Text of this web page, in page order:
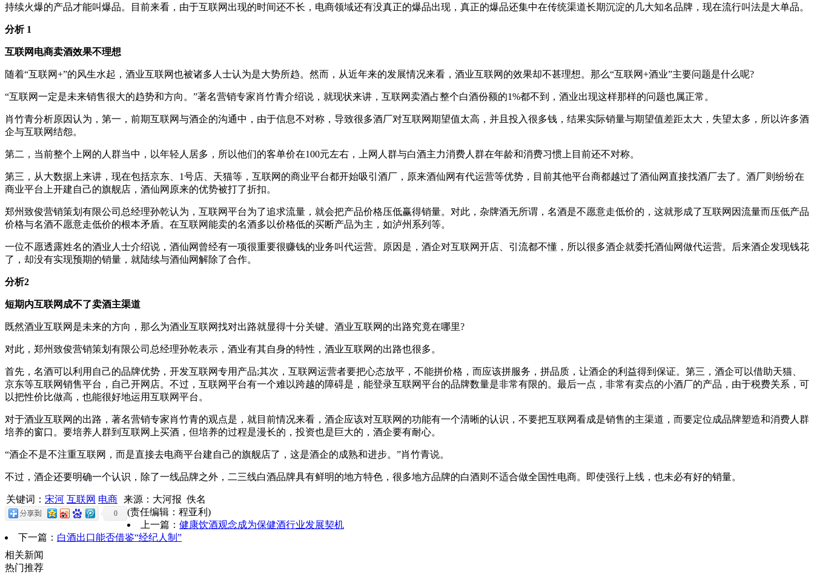
持续火爆的产品才能叫爆品。目前来看，由于互联网出现的时间还不长，电商领域还有没真正的爆品出现，真正的爆品还集中在传统渠道长期沉淀的几大知名品牌，现在流行叫法是大单品。
分析 1
互联网电商卖酒效果不理想
随着“互联网+”的风生水起，酒业互联网也被诸多人士认为是大势所趋。然而，从近年来的发展情况来看，酒业互联网的效果却不甚理想。那么“互联网+酒业”主要问题是什么呢?
“互联网一定是未来销售很大的趋势和方向。”著名营销专家肖竹青介绍说，就现状来讲，互联网卖酒占整个白酒份额的1%都不到，酒业出现这样那样的问题也属正常。
肖竹青分析原因认为，第一，前期互联网与酒企的沟通中，由于信息不对称，导致很多酒厂对互联网期望值太高，并且投入很多钱，结果实际销量与期望值差距太大，失望太多，所以许多酒
企与互联网结怨。
第二，当前整个上网的人群当中，以年轻人居多，所以他们的客单价在100元左右，上网人群与白酒主力消费人群在年龄和消费习惯上目前还不对称。
第三，从大数据上来讲，现在包括京东、1号店、天猫等，互联网的商业平台都开始吸引酒厂，原来酒仙网有代运营等优势，目前其他平台商都越过了酒仙网直接找酒厂去了。酒厂则纷纷在
商业平台上开建自己的旗舰店，酒仙网原来的优势被打了折扣。
郑州致俊营销策划有限公司总经理孙乾认为，互联网平台为了追求流量，就会把产品价格压低赢得销量。对此，杂牌酒无所谓，名酒是不愿意走低价的，这就形成了互联网因流量而压低产品
价格与名酒不愿意走低价的根本矛盾。在互联网能卖的名酒多以价格低的买断产品为主，如泸州系列等。
一位不愿透露姓名的酒业人士介绍说，酒仙网曾经有一项很重要很赚钱的业务叫代运营。原因是，酒企对互联网开店、引流都不懂，所以很多酒企就委托酒仙网做代运营。后来酒企发现钱花
了，却没有实现预期的销量，就陆续与酒仙网解除了合作。
分析2
短期内互联网成不了卖酒主渠道
既然酒业互联网是未来的方向，那么为酒业互联网找对出路就显得十分关键。酒业互联网的出路究竟在哪里?
对此，郑州致俊营销策划有限公司总经理孙乾表示，酒业有其自身的特性，酒业互联网的出路也很多。
首先，名酒可以利用自己的品牌优势，开发互联网专用产品;其次，互联网运营者要把心态放平，不能拼价格，而应该拼服务，拼品质，让酒企的利益得到保证。第三，酒企可以借助天猫、
京东等互联网销售平台，自己开网店。不过，互联网平台有一个难以跨越的障碍是，能登录互联网平台的品牌数量是非常有限的。最后一点，非常有卖点的小酒厂的产品，由于税费关系，可
以把性价比做高，也能很好地运用互联网平台。
对于酒业互联网的出路，著名营销专家肖竹青的观点是，就目前情况来看，酒企应该对互联网的功能有一个清晰的认识，不要把互联网看成是销售的主渠道，而要定位成品牌塑造和消费人群
培养的窗口。要培养人群到互联网上买酒，但培养的过程是漫长的，投资也是巨大的，酒企要有耐心。
“酒企不是不注重互联网，而是直接去电商平台建自己的旗舰店了，这是酒企的成熟和进步。”肖竹青说。
不过，酒企还要明确一个认识，除了一线品牌之外，二三线白酒品牌具有鲜明的地方特色，很多地方品牌的白酒则不适合做全国性电商。即使强行上线，也未必有好的销量。
关键词： 宋河 互联网 电商 来源：大河报 佚名
0
(责任编辑：程亚利)
上一篇： 健康饮酒观念成为保健酒行业发展契机
下一篇： 白酒出口能否借鉴“经纪人制”
相关新闻
热门推荐